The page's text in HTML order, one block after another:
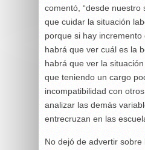
comentó, “desde nuestro
que cuidar la situación
porque si hay
habrá que ver cuál es la
habrá que ver la
que teniendo un cargo
incompatibilidad con
analizar las demás
entrecruzan en las
No dejó de advertir sobre